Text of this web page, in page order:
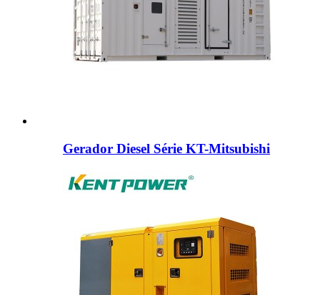
Gerador Diesel Série KT-Mitsubishi